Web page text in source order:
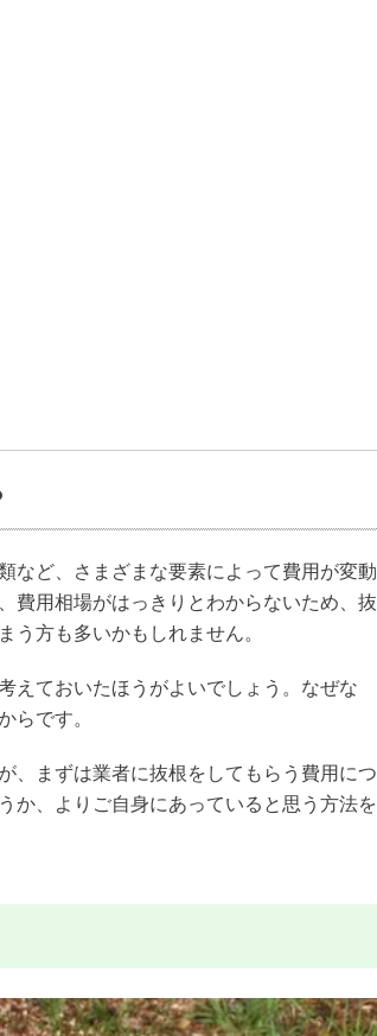
など、さまざまな要素によって費用が変動
費用相場がはっきりとわからないため、抜
う方も多いかもしれません。
えておいたほうがよいでしょう。なぜな
らです。
、まずは業者に抜根をしてもらう費用につ
か、よりご自身にあっていると思う方法を